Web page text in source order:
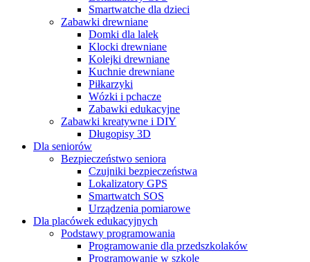
Smartwatche dla dzieci
Zabawki drewniane
Domki dla lalek
Klocki drewniane
Kolejki drewniane
Kuchnie drewniane
Piłkarzyki
Wózki i pchacze
Zabawki edukacyjne
Zabawki kreatywne i DIY
Długopisy 3D
Dla seniorów
Bezpieczeństwo seniora
Czujniki bezpieczeństwa
Lokalizatory GPS
Smartwatch SOS
Urządzenia pomiarowe
Dla placówek edukacyjnych
Podstawy programowania
Programowanie dla przedszkolaków
Programowanie w szkole